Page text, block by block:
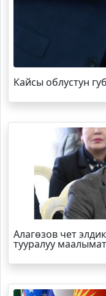
Кайсы облустун
Алагөзов чет
тууралуу